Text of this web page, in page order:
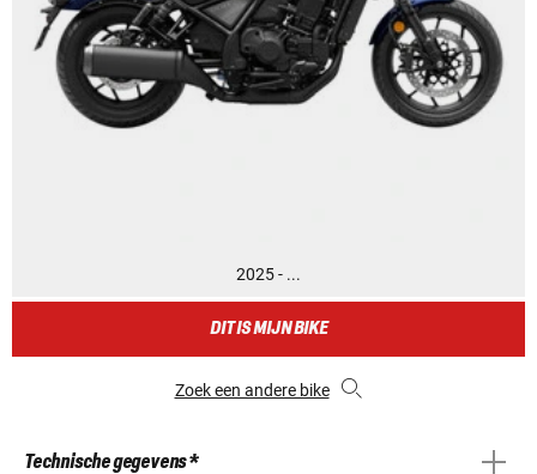
2025 - ...
DIT IS MIJN BIKE
Zoek een andere bike
Technische gegevens *